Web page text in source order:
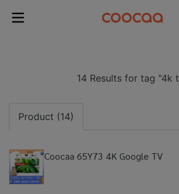
14 Results for tag "4k
Product (14)
Coocaa 65Y73 4K Google TV